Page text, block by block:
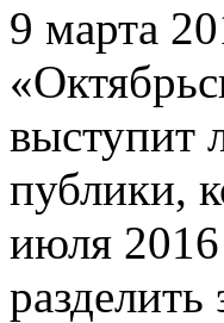
9 марта
выступит
публики,
июля 2016